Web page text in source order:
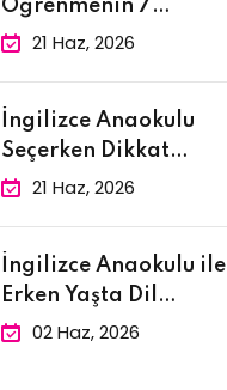
Öğrenmenin 7
Bilimsel Faydası
21 Haz, 2026
İngilizce Anaokulu
Seçerken Dikkat
Edilmesi Gereken 10
21 Haz, 2026
İngilizce Anaokulu ile
Erken Yaşta Dil
Edinimi:
02 Haz, 2026